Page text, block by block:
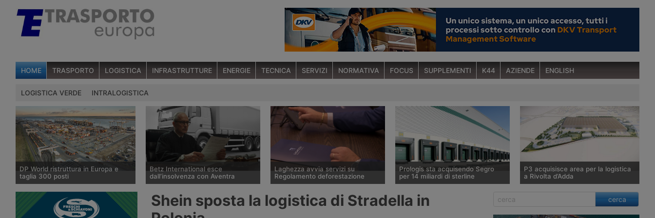
HOME TRASPORTO LOGISTICA INFRASTRUTTURE ENERGIE TECNICA SERVIZI NORMATIVA FOCUS SUPPLEMENTI K44 AZIENDE ENGLISH
LOGISTICA VERDE INTRALOGISTICA
DP World ristruttura in Europa e
taglia 300 posti
DP World conferma trecento esuberi
nelle attività europee dopo l’uscita di
tre dirigenti senior, mentre Londra e
Betz International esce
dall’insolvenza con Aventra
storico spedizioniere tedesco Betz
International, in procedura
Laghezza avvia servizi su
Regolamento deforestazione
deforestazione Eudr entrerà in
vigore il 30 dicembre 2026.
Prologis sta acquisendo Segro
per 14 miliardi di sterline
operatore mondiale di immobili
P3 acquisisce area per la logistica
a Rivolta d’Adda
P3, tramite il Fondo Giano gestito da
Savills Investment Management Sgr,
Shein sposta la logistica di Stradella in
cerca